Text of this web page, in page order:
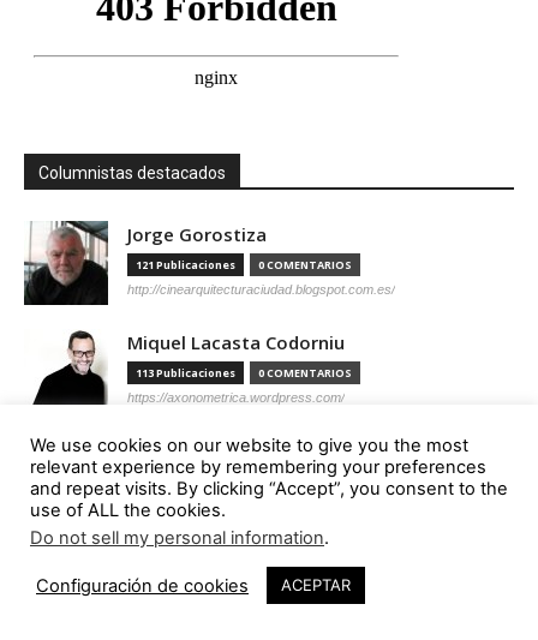
Columnistas destacados
Jorge Gorostiza
121 Publicaciones 0 COMENTARIOS
http://cinearquitecturaciudad.blogspot.com.es/
Miquel Lacasta Codorniu
113 Publicaciones 0 COMENTARIOS
https://axonometrica.wordpress.com/
José Ramón Hernández Correa
112 Publicaciones 0 COMENTARIOS
http://arquitectamoslocos.blogspot.com.es/
95 Publicaciones 0 COMENTARIOS
We use cookies on our website to give you the most
relevant experience by remembering your preferences
and repeat visits. By clicking “Accept”, you consent to the
use of ALL the cookies.
Do not sell my personal information.
Configuración de cookies ACEPTAR